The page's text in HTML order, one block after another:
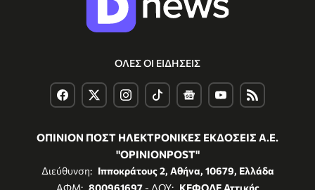
ΟΛΕΣ ΟΙ ΕΙΔΗΣΕΙΣ
ΟΠΙΝΙΟΝ ΠΟΣΤ ΗΛΕΚΤΡΟΝΙΚΕΣ ΕΚΔΟΣΕΙΣ Α.Ε.
"OPINIONPOST"
Διεύθυνση: Ιπποκράτους 2, Αθήνα, 10679, Ελλάδα
ΑΦΜ: 800961697- ΔΟΥ: ΚΕΦΟΔΕ Αττικής